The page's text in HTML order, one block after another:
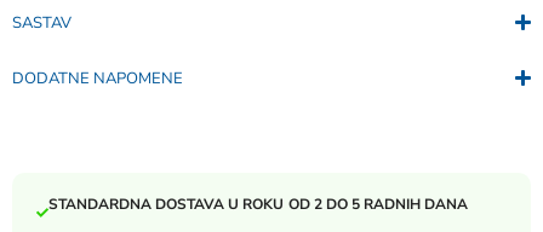
SASTAV
DODATNE NAPOMENE
STANDARDNA DOSTAVA U ROKU OD 2 DO 5 RADNIH DANA